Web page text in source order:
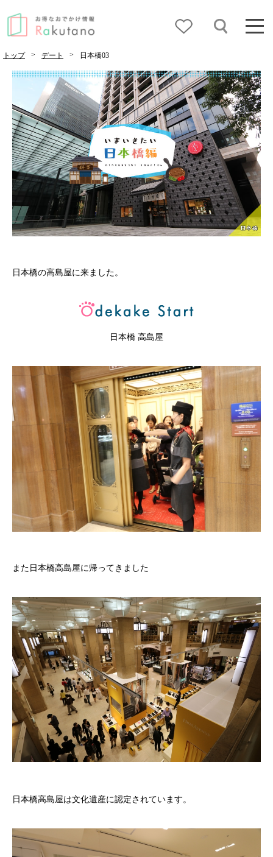
トップ > デート > 日本橋03
日本橋の高島屋に来ました。
日本橋 高島屋
また日本橋高島屋に帰ってきました
日本橋高島屋は文化遺産に認定されています。